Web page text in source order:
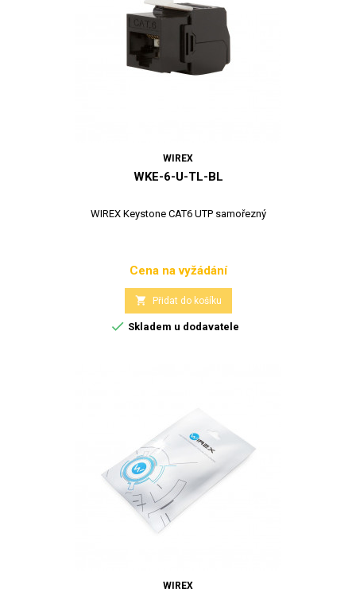
WIREX
WKE-6-U-TL-BL
WIREX Keystone CAT6 UTP samořezný
Cena
Cena na vyžádání
 Přidat do košíku
 Skladem u dodavatele
WIREX